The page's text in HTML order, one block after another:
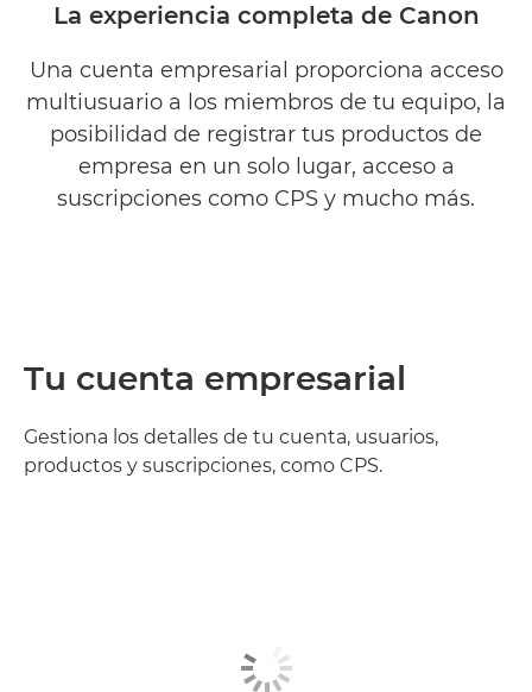
FUNCIONAMIENTO
PREGUNTAS Y RESPUESTAS
La experiencia completa de Canon
Una cuenta empresarial proporciona acceso
multiusuario a los miembros de tu equipo, la
posibilidad de registrar tus productos de
empresa en un solo lugar, acceso a
suscripciones como CPS y mucho más.
Tu cuenta empresarial
Gestiona los detalles de tu cuenta, usuarios,
productos y suscripciones, como CPS.